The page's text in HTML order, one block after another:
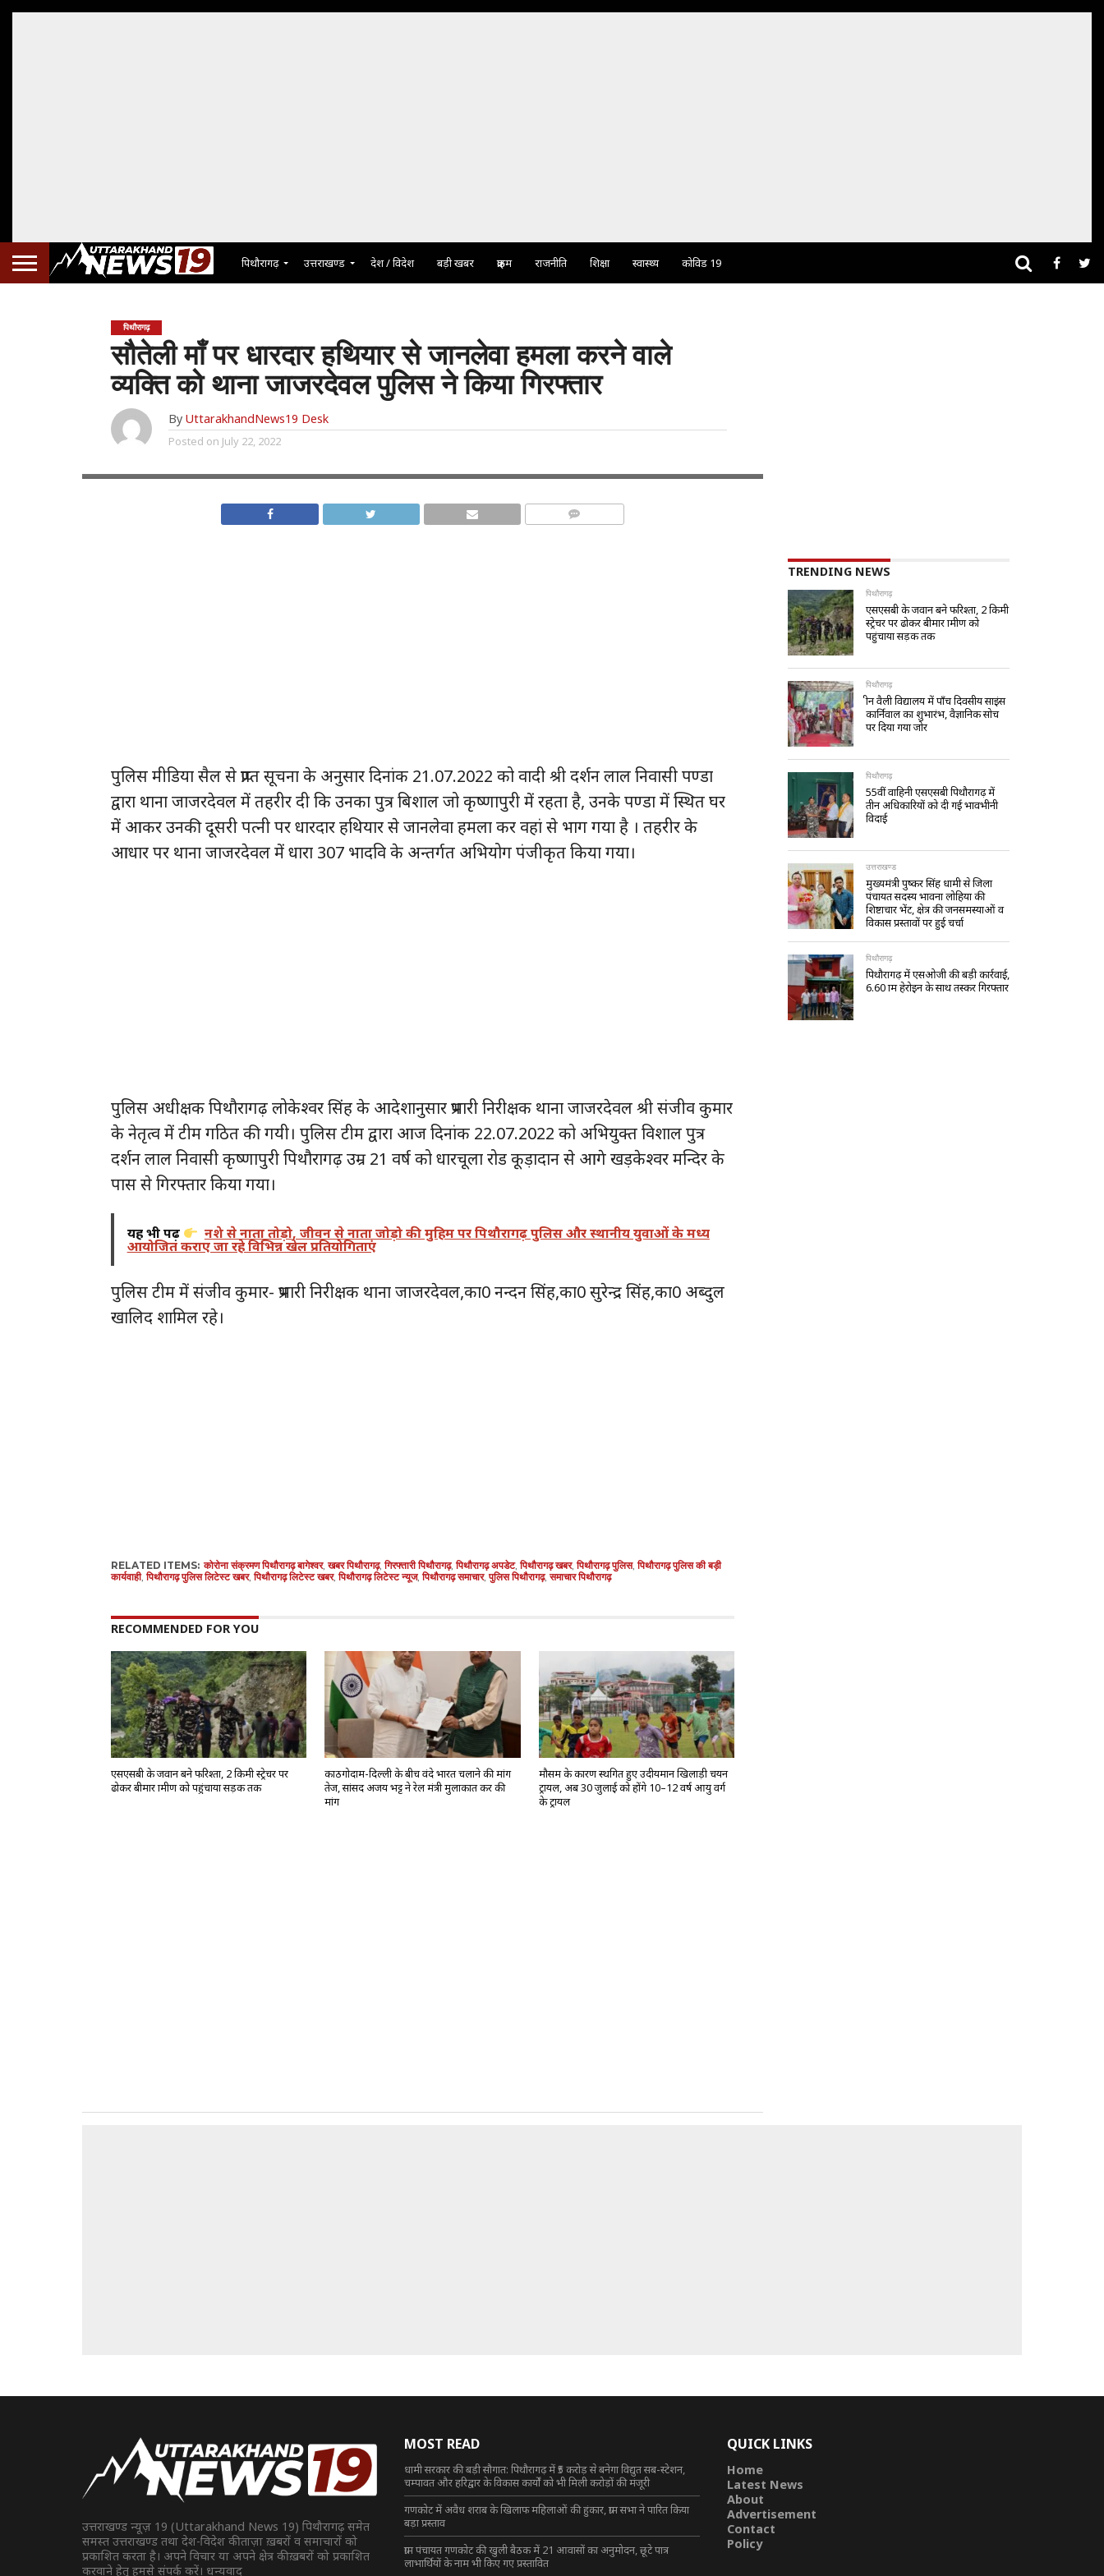
पिथौरागढ़ उत्तराखण्ड देश / विदेश बड़ी खबर क्राइम राजनीति शिक्षा स्वास्थ्य कोविड 19
पिथौरागढ़
सौतेली माँ पर धारदार हथियार से जानलेवा हमला करने वाले
व्यक्ति को थाना जाजरदेवल पुलिस ने किया गिरफ्तार
By UttarakhandNews19 Desk
Posted on July 22, 2022
पुलिस मीडिया सैल से प्राप्त सूचना के अनुसार दिनांक 21.07.2022 को वादी श्री दर्शन लाल निवासी पण्डा
द्वारा थाना जाजरदेवल में तहरीर दी कि उनका पुत्र बिशाल जो कृष्णापुरी में रहता है, उनके पण्डा में स्थित घर
में आकर उनकी दूसरी पत्नी पर धारदार हथियार से जानलेवा हमला कर वहां से भाग गया है । तहरीर के
आधार पर थाना जाजरदेवल में धारा 307 भादवि के अन्तर्गत अभियोग पंजीकृत किया गया।
पुलिस अधीक्षक पिथौरागढ़ लोकेश्वर सिंह के आदेशानुसार प्रभारी निरीक्षक थाना जाजरदेवल श्री संजीव कुमार
के नेतृत्व में टीम गठित की गयी। पुलिस टीम द्वारा आज दिनांक 22.07.2022 को अभियुक्त विशाल पुत्र
दर्शन लाल निवासी कृष्णापुरी पिथौरागढ़ उम्र 21 वर्ष को धारचूला रोड कूड़ादान से आगे खड़केश्वर मन्दिर के
पास से गिरफ्तार किया गया।
यह भी पढ़ें नशे से नाता तोड़ो, जीवन से नाता जोड़ो की मुहिम पर पिथौरागढ़ पुलिस और स्थानीय युवाओं के मध्य
आयोजित कराए जा रहे विभिन्न खेल प्रतियोगिताएं
पुलिस टीम में संजीव कुमार- प्रभारी निरीक्षक थाना जाजरदेवल,का0 नन्दन सिंह,का0 सुरेन्द्र सिंह,का0 अब्दुल
खालिद शामिल रहे।
RELATED ITEMS: कोरोना संक्रमण पिथौरागढ़ बागेश्वर,खबर पिथौरागढ़,गिरफ्तारी पिथौरागढ़,पिथौरागढ़ अपडेट,पिथौरागढ़ खबर,पिथौरागढ़ पुलिस,पिथौरागढ़ पुलिस की बड़ी
कार्यवाही,पिथौरागढ़ पुलिस लिटेस्ट खबर,पिथौरागढ़ लिटेस्ट खबर,पिथौरागढ़ लिटेस्ट न्यूज,पिथौरागढ़ समाचार,पुलिस पिथौरागढ़,समाचार पिथौरागढ़
RECOMMENDED FOR YOU
एसएसबी के जवान बने फरिश्ता, 2 किमी स्ट्रेचर पर
ढोकर बीमार ग्रामीण को पहुंचाया सड़क तक
काठगोदाम-दिल्ली के बीच वंदे भारत चलाने की मांग
तेज, सांसद अजय भट्ट ने रेल मंत्री मुलाकात कर की
मांग
मौसम के कारण स्थगित हुए उदीयमान खिलाड़ी चयन
ट्रायल, अब 30 जुलाई को होंगे 10–12 वर्ष आयु वर्ग
के ट्रायल
TRENDING NEWS
पिथौरागढ़
एसएसबी के जवान बने फरिश्ता, 2 किमी
स्ट्रेचर पर ढोकर बीमार ग्रामीण को
पहुंचाया सड़क तक
पिथौरागढ़
ग्रीन वैली विद्यालय में पाँच दिवसीय साइंस
कार्निवाल का शुभारंभ, वैज्ञानिक सोच
पर दिया गया जोर
पिथौरागढ़
55वीं वाहिनी एसएसबी पिथौरागढ़ में
तीन अधिकारियों को दी गई भावभीनी
विदाई
उत्तराखण्ड
मुख्यमंत्री पुष्कर सिंह धामी से जिला
पंचायत सदस्य भावना लोहिया की
शिष्टाचार भेंट, क्षेत्र की जनसमस्याओं व
विकास प्रस्तावों पर हुई चर्चा
पिथौरागढ़
पिथौरागढ़ में एसओजी की बड़ी कार्रवाई,
6.60 ग्राम हेरोइन के साथ तस्कर गिरफ्तार
उत्तराखण्ड न्यूज़ 19 (Uttarakhand News 19) पिथौरागढ़ समेत
समस्त उत्तराखण्ड तथा देश-विदेश की ताज़ा ख़बरों व समाचारों को
प्रकाशित करता है। अपने विचार या अपने क्षेत्र की ख़बरों को प्रकाशित
करवाने हेतु हमसे संपर्क करें। धन्यवाद
MOST READ
धामी सरकार की बड़ी सौगात: पिथौरागढ़ में ₹5 करोड़ से बनेगा विद्युत सब-स्टेशन,
चम्पावत और हरिद्वार के विकास कार्यों को भी मिली करोड़ों की मंजूरी
गणकोट में अवैध शराब के खिलाफ महिलाओं की हुंकार, ग्राम सभा ने पारित किया
बड़ा प्रस्ताव
ग्राम पंचायत गणकोट की खुली बैठक में 21 आवासों का अनुमोदन, छूटे पात्र
लाभार्थियों के नाम भी किए गए प्रस्तावित
QUICK LINKS
Home
Latest News
About
Advertisement
Contact
Policy